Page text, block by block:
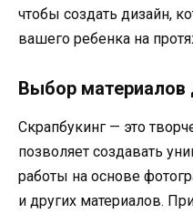
чтобы создать дизайн,
вашего ребенка на
Выбор материалов
Скрапбукинг — это
позволяет создавать
работы на основе
и других материалов.